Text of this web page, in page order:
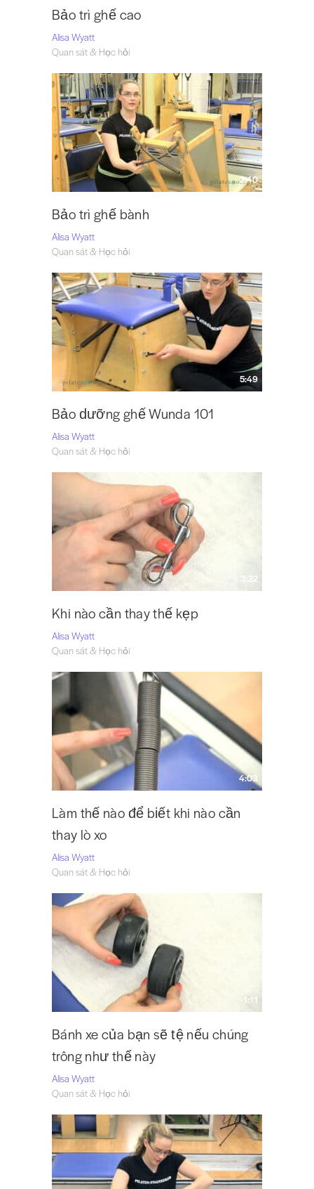
Bảo trì ghế cao
Alisa Wyatt
Quan sát & Học hỏi
2:40
Bảo trì ghế bành
Alisa Wyatt
Quan sát & Học hỏi
5:49
Bảo dưỡng ghế Wunda 101
Alisa Wyatt
Quan sát & Học hỏi
3:22
Khi nào cần thay thế kẹp
Alisa Wyatt
Quan sát & Học hỏi
4:03
Làm thế nào để biết khi nào cần
thay lò xo
Alisa Wyatt
Quan sát & Học hỏi
1:11
Bánh xe của bạn sẽ tệ nếu chúng
trông như thế này
Alisa Wyatt
Quan sát & Học hỏi